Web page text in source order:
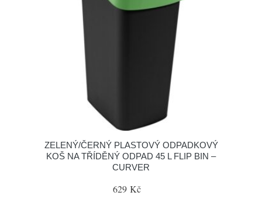
ZELENÝ/ČERNÝ PLASTOVÝ ODPADKOVÝ
KOŠ NA TŘÍDĚNÝ ODPAD 45 L FLIP BIN –
CURVER
629 Kč